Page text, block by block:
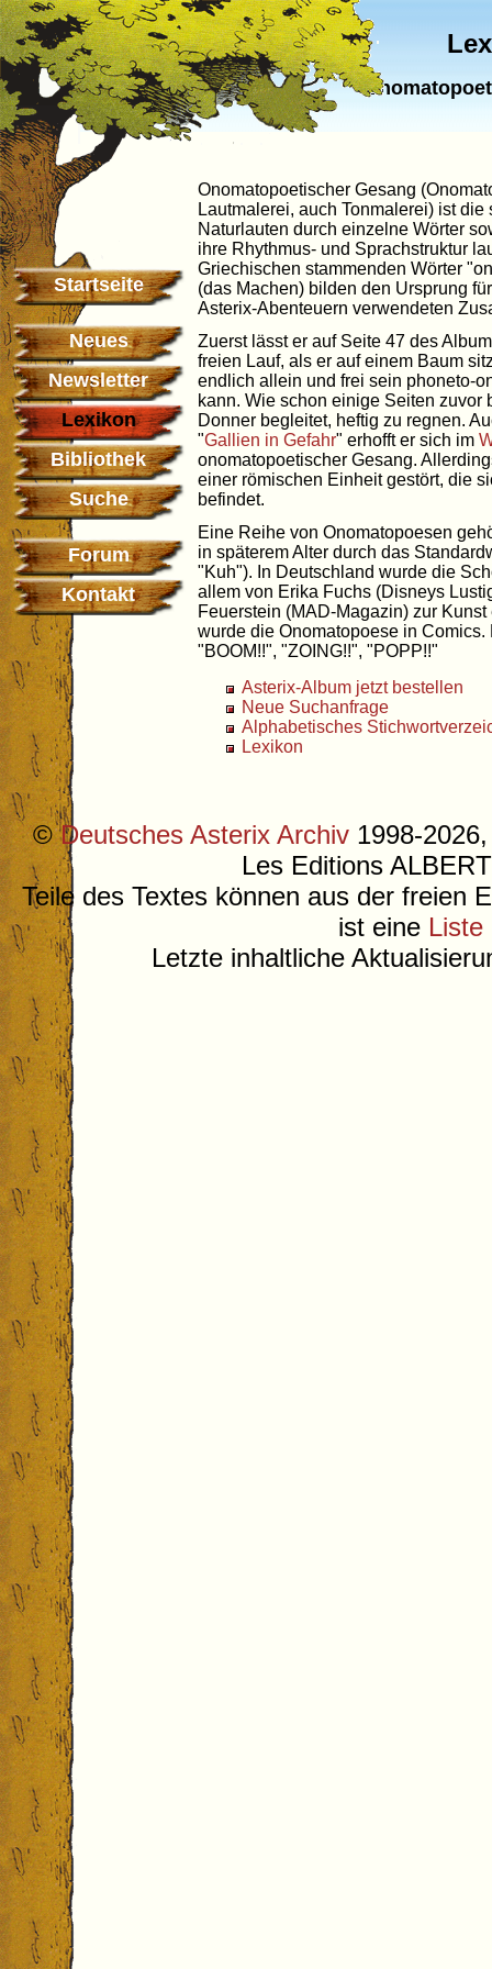
Startseite
Neues
Newsletter
Lexikon
Bibliothek
Suche
Forum
Kontakt
Onomatopoetischer Gesang
Lautmalerei, auch Tonmalerei) ist
Naturlauten durch einzelne Wörter
ihre Rhythmus- und Sprachstruktur
Griechischen stammenden Wörter
(das Machen) bilden den Ursprung
Asterix-Abenteuern verwendeten
Zuerst lässt er auf Seite 47 des
freien Lauf, als er auf einem Baum
endlich allein und frei sein phoneto-
kann. Wie schon einige Seiten zuvor
Donner begleitet, heftig zu regnen.
"Gallien in Gefahr" erhofft er sich im
onomatopoetischer Gesang.
einer römischen Einheit gestört, die
befindet.
Eine Reihe von Onomatopoesen
in späterem Alter durch das
"Kuh"). In Deutschland wurde die
allem von Erika Fuchs (Disneys
Feuerstein (MAD-Magazin) zur
wurde die Onomatopoese in
"BOOM!!", "ZOING!!", "POPP!!"
Asterix-Album jetzt bestellen
Neue Suchanfrage
Alphabetisches
Lexikon
©Deutsches Asterix Archiv 1998-
Les Editions
Teile des Textes können aus der freien
ist eine Liste
Letzte inhaltliche